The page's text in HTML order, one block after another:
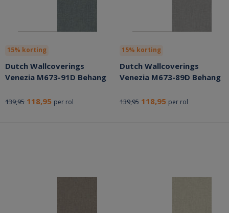
15% korting
Dutch Wallcoverings
Venezia M673-91D Behang
139,95 118,95 per rol
15% korting
Dutch Wallcoverings
Venezia M673-89D Behang
139,95 118,95 per rol